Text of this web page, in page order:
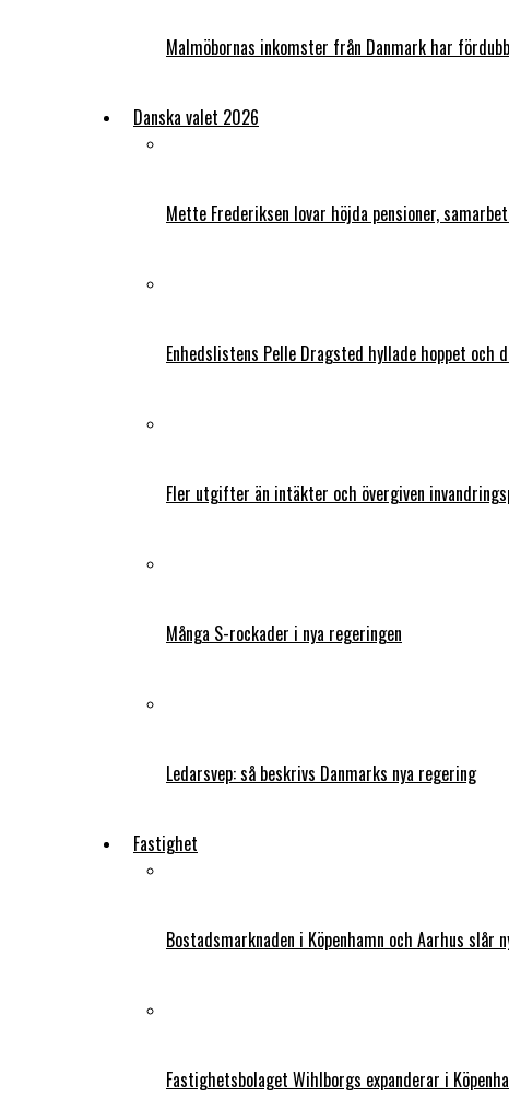
Malmöbornas inkomster från Danmark har
Danska valet 2026
Mette Frederiksen lovar höjda pensioner,
Enhedslistens Pelle Dragsted hyllade hoppet och
Fler utgifter än intäkter och övergiven
Många S-rockader i nya regeringen
Ledarsvep: så beskrivs Danmarks nya regering
Fastighet
Bostadsmarknaden i Köpenhamn och Aarhus slår
Fastighetsbolaget Wihlborgs expanderar i